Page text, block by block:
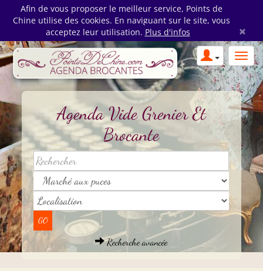
Afin de vous proposer le meilleur service, Points de
Chine utilise des cookies. En naviguant sur le site, vous
acceptez leur utilisation. Plus d'infos ×
Agenda Vide Grenier Et
Brocante
Recherche avancée